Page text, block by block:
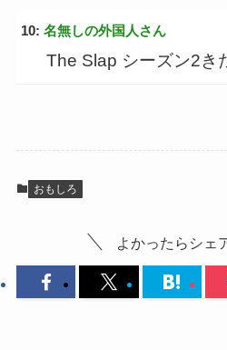
10: 名無しの外国人さん
The Slap シーズン2き
おもしろ
よかったらシェ